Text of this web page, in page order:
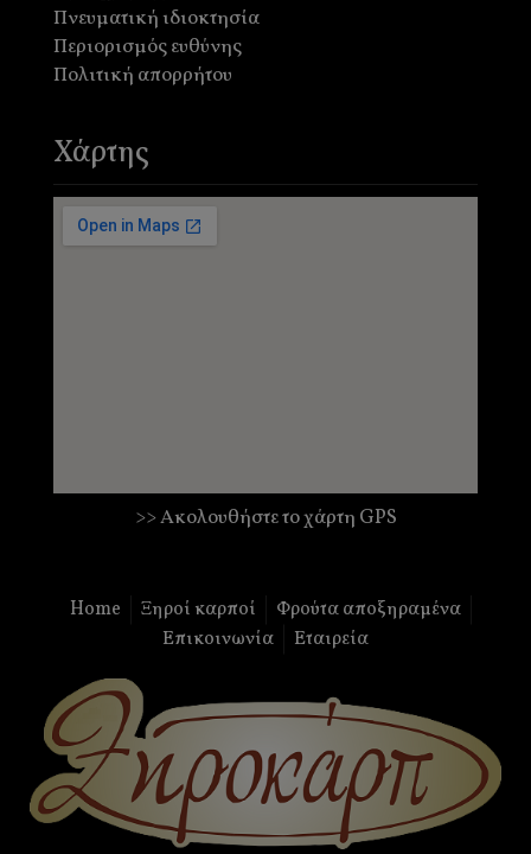
Πνευματική ιδιοκτησία
Περιορισμός ευθύνης
Πολιτική απορρήτου
Χάρτης
>> Ακολουθήστε το χάρτη GPS
Home Ξηροί καρποί
Φρούτα αποξηραμένα
Επικοινωνία
Εταιρεία